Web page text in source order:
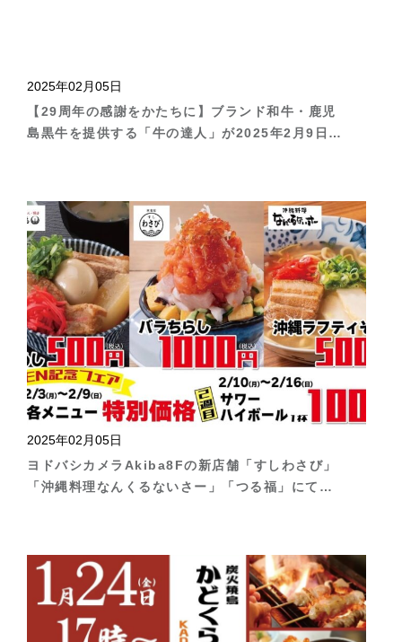
2025年02月05日
【29周年の感謝をかたちに】ブランド和牛・鹿児
島黒牛を提供する「牛の達人」が2025年2月9日
2025年02月05日
ヨドバシカメラAkiba8Fの新店舗「すしわさび」
「沖縄料理なんくるないさー」「つる福」にて